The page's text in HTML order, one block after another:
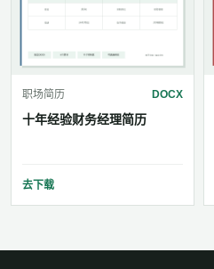
职场简历 DOCX
十年经验财务经理简历
去下载